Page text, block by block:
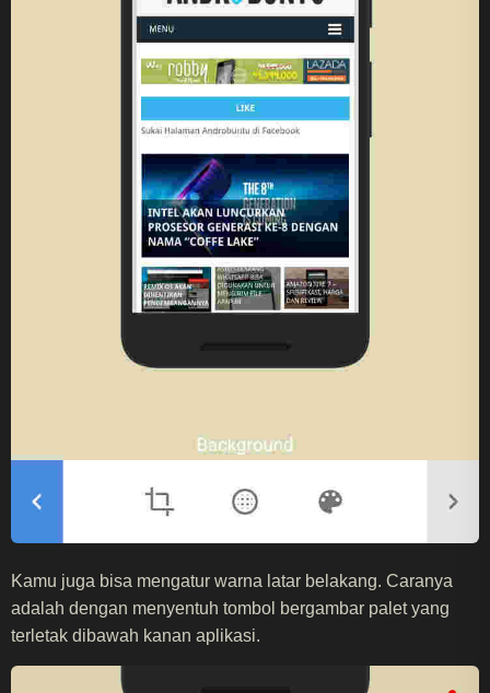
Kamu juga bisa mengatur warna latar belakang. Caranya
adalah dengan menyentuh tombol bergambar palet yang
terletak dibawah kanan aplikasi.